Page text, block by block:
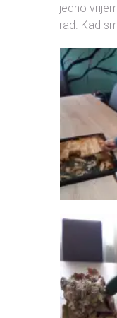
jedno
rad. Kad